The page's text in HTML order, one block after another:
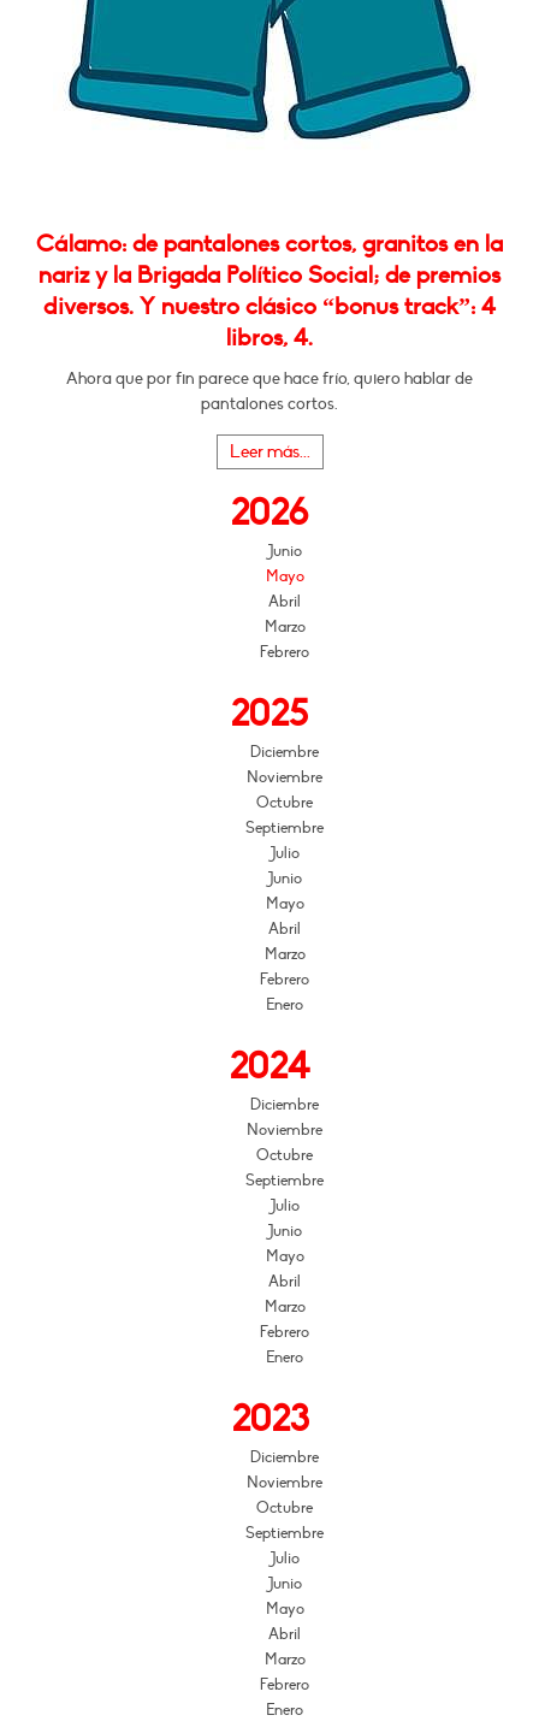
Cálamo: de pantalones cortos, granitos en la
nariz y la Brigada Político Social; de premios
diversos. Y nuestro clásico “bonus track”: 4
libros, 4.
Ahora que por fin parece que hace frío, quiero hablar de
pantalones cortos.
Leer más...
2026
Junio
Mayo
Abril
Marzo
Febrero
2025
Diciembre
Noviembre
Octubre
Septiembre
Julio
Junio
Mayo
Abril
Marzo
Febrero
Enero
2024
Diciembre
Noviembre
Octubre
Septiembre
Julio
Junio
Mayo
Abril
Marzo
Febrero
Enero
2023
Diciembre
Noviembre
Octubre
Septiembre
Julio
Junio
Mayo
Abril
Marzo
Febrero
Enero